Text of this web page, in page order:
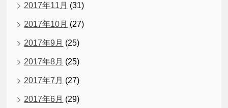
2017年11月 (31)
2017年10月 (27)
2017年9月 (25)
2017年8月 (25)
2017年7月 (27)
2017年6月 (29)